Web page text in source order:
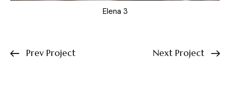
Elena 3
Prev Project Next Project